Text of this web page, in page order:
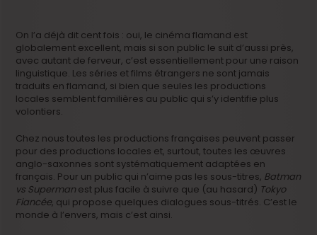
On l’a déjà dit cent fois : oui, le cinéma flamand est
globalement excellent, mais si son public le suit d’aussi près,
avec autant de ferveur, c’est essentiellement pour une raison
linguistique. Les séries et films étrangers ne sont jamais
traduits en flamand, si bien que seules les productions
locales semblent familières au public qui s’y identifie plus
volontiers.
Chez nous toutes les productions françaises peuvent passer
pour des productions locales et, surtout, toutes les œuvres
anglo-saxonnes sont systématiquement adaptées en
français. Pour un public qui n’aime pas les sous-titres, Batman
vs Superman est plus facile à suivre que (au hasard) Tokyo
Fiancée, qui propose quelques dialogues sous-titrés. C’est le
monde à l’envers, mais c’est ainsi.